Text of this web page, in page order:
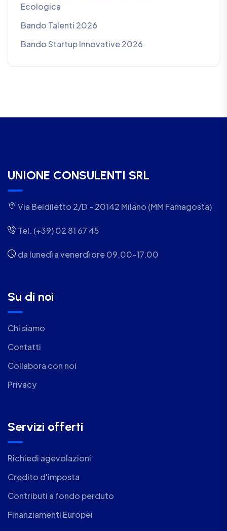
Ecologica
Bando Talenti 2026
Bando Startup Innovative 2026
UNIONE CONSULENTI SRL
Via Beldiletto 2/D - 20142 Milano (MM Famagosta)
Tel. (+39) 02 81 67 45
da lunedì a venerdì ore 09.00-17.00
Su di noi
Chi siamo
Contatti
Collabora con noi
Privacy
Servizi offerti
Richiedi agevolazioni
Credito d'imposta
Contributi a fondo perduto
Finanziamenti Europei